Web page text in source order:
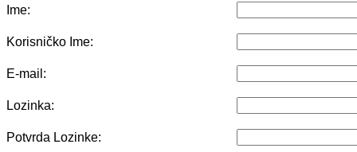
Ime:
Korisničko Ime:
E-mail:
Lozinka:
Potvrda Lozinke: